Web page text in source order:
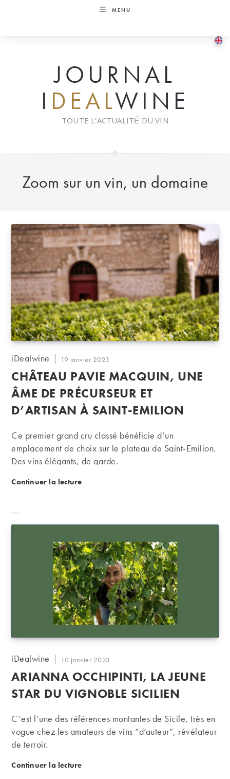
MENU
JOURNAL
I DEALWINE
TOUTE L'ACTUALITÉ DU VIN
Zoom sur un vin, un domaine
Auteur/autrice
la
publication :
iDealwine
Publication
publiée :
19 janvier 2023
CHÂTEAU PAVIE MACQUIN, UNE
ÂME DE PRÉCURSEUR ET
D’ARTISAN À SAINT-EMILION
Ce premier grand cru classé bénéficie d’un
emplacement de choix sur le plateau de Saint-Emilion.
Des vins élégants, de garde.
Continuer la lectureChâteau Pavie Macquin, une âme de précurseur et
Auteur/autrice
la
publication :
iDealwine
Publication
publiée :
10 janvier 2023
ARIANNA OCCHIPINTI, LA JEUNE
STAR DU VIGNOBLE SICILIEN
C’est l’une des références montantes de Sicile, très en
vogue chez les amateurs de vins “d’auteur”, révélateur
de terroir.
Continuer la lectureArianna Occhipinti, la jeune star du vignoble